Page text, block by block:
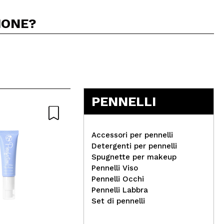
Danessa Myricks Beauty -
Colorfix Nudes - Nude 1
PENNELLI
Accessori per pennelli
Detergenti per pennelli
Spugnette per makeup
Pennelli Viso
Pennelli Occhi
Pennelli Labbra
Set di pennelli